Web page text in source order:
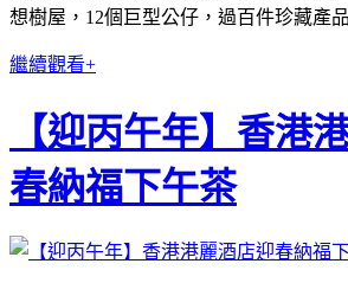
想樹屋，12個巨型公仔，過百件珍藏產
繼續觀看+
【迎丙午年】香港
春納福下午茶